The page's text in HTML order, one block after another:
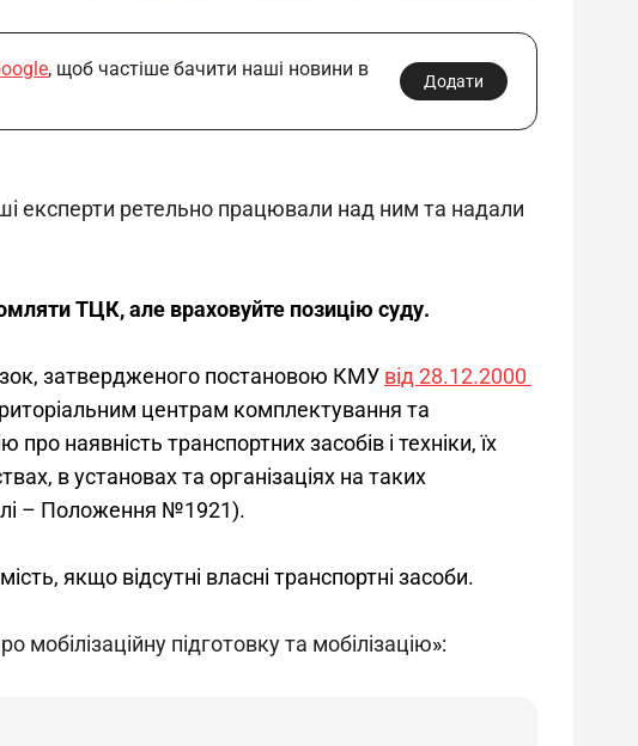
, щоб частіше бачити наші новини в
Додати
експерти ретельно працювали над ним та надали
ТЦК, але враховуйте позицію суду.
затвердженого постановою КМУ від 28.12.2000
центрам комплектування та
наявність транспортних засобів і техніки, їх
в установах та організаціях на таких
– Положення №1921).
якщо відсутні власні транспортні засоби.
мобілізаційну підготовку та мобілізацію»: